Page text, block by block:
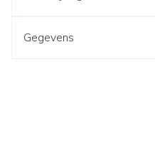
Gegevens